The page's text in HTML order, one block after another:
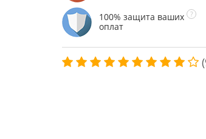
100% защита ваших
оплат